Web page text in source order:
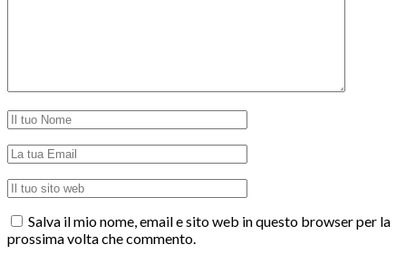
Salva il mio nome, email e sito web in questo browser per la
prossima volta che commento.